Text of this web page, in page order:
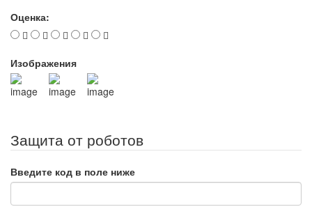
Оценка:
Изображения
Защита от роботов
Введите код в поле ниже